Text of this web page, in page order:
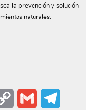
la prevención y solución
naturales.
Copy
Gmail